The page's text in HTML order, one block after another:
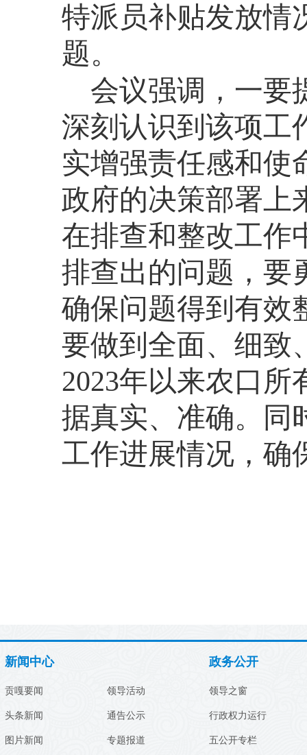
特派员补贴发放情
题。
会议强调， 一要
深刻认识到该项工
实增强责任感和使
政府的决策部署上
在排查和整改工作
排查出的问题，要
确保问题得到有效
要做到全面、细致
2023年以来农口
据真实、准确。同
工作进展情况，确
新闻中心
贡嘎要闻
头条新闻
图片新闻
领导活动
通告公示
专题报道
政务公开
领导之窗
行政权力运行
五公开专栏